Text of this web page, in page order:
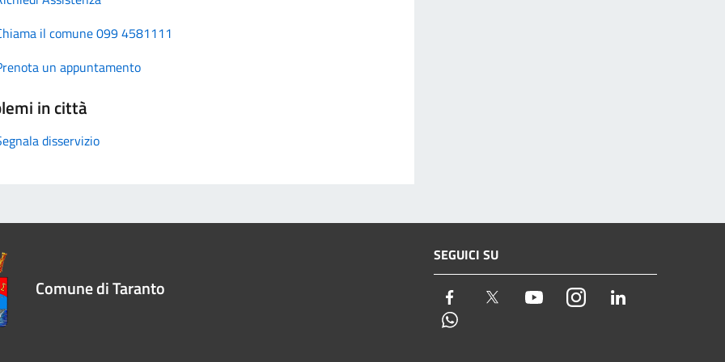
il comune 099 4581111
un appuntamento
in città
disservizio
Comune di Taranto
SEGUICI SU
Facebook Twitter YoutubeInstagram